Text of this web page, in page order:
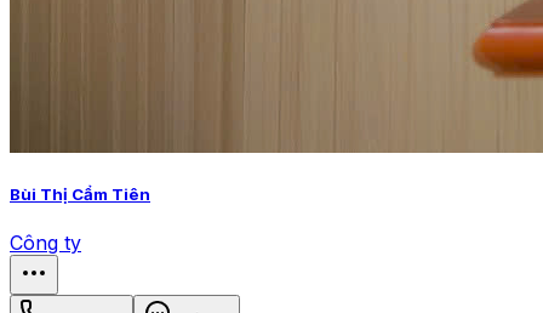
Bùi Thị Cẩm Tiên
Công ty